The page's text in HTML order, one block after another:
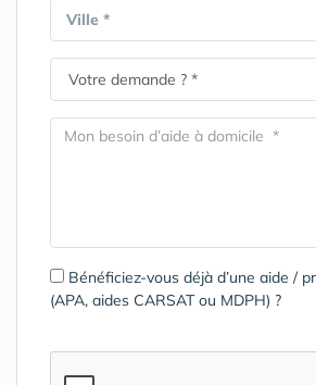
Ville *
Bénéficiez-vous déjà d’une aide /
(APA, aides CARSAT ou MDPH) ?